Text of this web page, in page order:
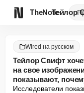
TheNote
Wired на русском
Тейлор Свифт
на свое
показывают,
Исследователи